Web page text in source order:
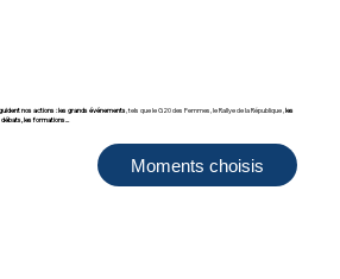
nos actions : les grands événements , tels que le G20 des Femmes, le Rallye de la République , les
les formations...
Moments choisis